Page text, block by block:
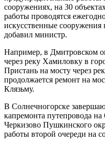
сооружениях, на 30
работы проводятся
искусственные
добавил министр.
Например, в Дмитровском
через реку Хамиловку в
Пристань на мосту через
продолжается ремонт на
Клязьму.
В Солнечногорске
капремонта путепровода
Черкизово Пушкинского
работы второй очереди на